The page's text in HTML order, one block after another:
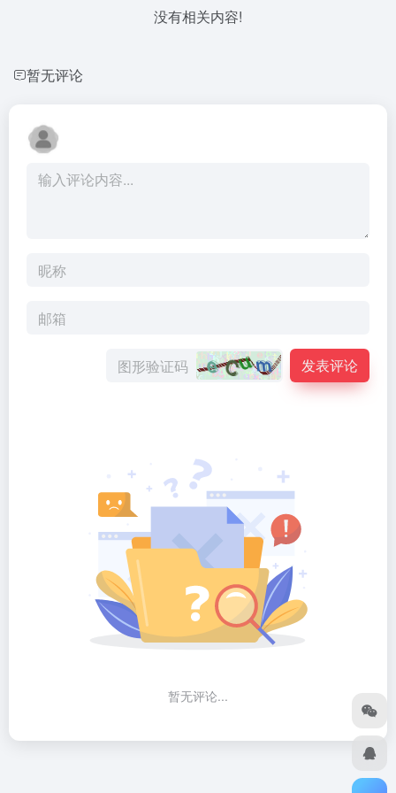
没有相关内容!
暂无评论
发表评论
暂无评论...